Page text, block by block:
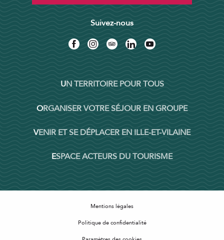
Suivez-nous
UN TERRITOIRE POUR TOUS
ORGANISER VOTRE SÉJOUR EN GROUPE
VENIR ET SE DÉPLACER EN ILLE-ET-VILAINE
ESPACE ACTEURS DU TOURISME
Mentions légales
Politique de confidentialité